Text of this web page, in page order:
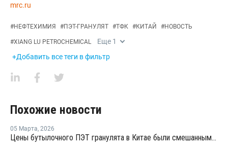
mrc.ru
#НЕФТЕХИМИЯ #ПЭТ-ГРАНУЛЯТ #ТФК #КИТАЙ #НОВОСТЬ
#XIANG LU PETROCHEMICAL Еще 1
+Добавить все теги в фильтр
Похожие новости
05 Марта, 2026
Цены бутылочного ПЭТ гранулята в Китае были смешанными в феврале